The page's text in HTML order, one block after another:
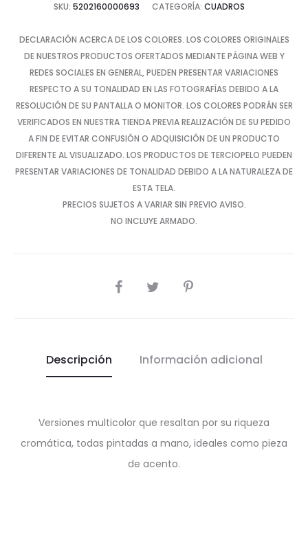
SKU: 5202160000693 CATEGORÍA: CUADROS
DECLARACIÓN ACERCA DE LOS COLORES. LOS COLORES ORIGINALES
DE NUESTROS PRODUCTOS OFERTADOS MEDIANTE PÁGINA WEB Y
REDES SOCIALES EN GENERAL, PUEDEN PRESENTAR VARIACIONES
RESPECTO A SU TONALIDAD EN LAS FOTOGRAFÍAS DEBIDO A LA
RESOLUCIÓN DE SU PANTALLA O MONITOR. LOS COLORES PODRÁN SER
VERIFICADOS EN NUESTRA TIENDA PREVIA REALIZACIÓN DE SU PEDIDO
A FIN DE EVITAR CONFUSIÓN O ADQUISICIÓN DE UN PRODUCTO
DIFERENTE AL VISUALIZADO. LOS PRODUCTOS DE TERCIOPELO PUEDEN
PRESENTAR VARIACIONES DE TONALIDAD DEBIDO A LA NATURALEZA DE
ESTA TELA.
PRECIOS SUJETOS A VARIAR SIN PREVIO AVISO.
NO INCLUYE ARMADO.
SHARE
Descripción Información adicional
Versiones multicolor que resaltan por su riqueza
cromática, todas pintadas a mano, ideales como pieza
de acento.